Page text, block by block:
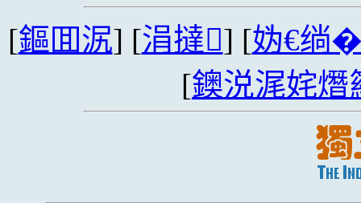
[鏂囬泦] [涓撻] [妫€绱
[鐭涚浘姹熸